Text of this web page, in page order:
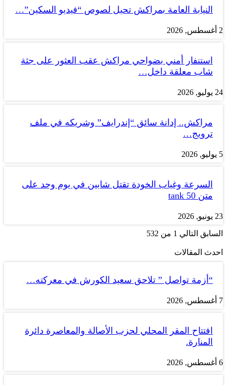
النيابة العامة بمراكش تحيل لصوص “فيديو السكين”…
2 أغسطس, 2026
استنفار أمني بضواحي مراكش عقب العثور على جثة
شاب معلقة داخل…
24 يوليو, 2026
مراكش.. إدانة سائق “إندرايف” وشريكه في ملف
ترويج…
5 يوليو, 2026
السرعة وغياب الخودة تقتل شابين في يوم وحد على
متن tank 50
23 يونيو, 2026
السابق التالي 1 من 532
احدث المقالات
“أزمة تواصل ” تلاحق سعيد الكورش في معركته…
7 أغسطس, 2026
افتتاح المقر المحلي لحزب الأصالة والمعاصرة دائرة
المنارة.
6 أغسطس, 2026